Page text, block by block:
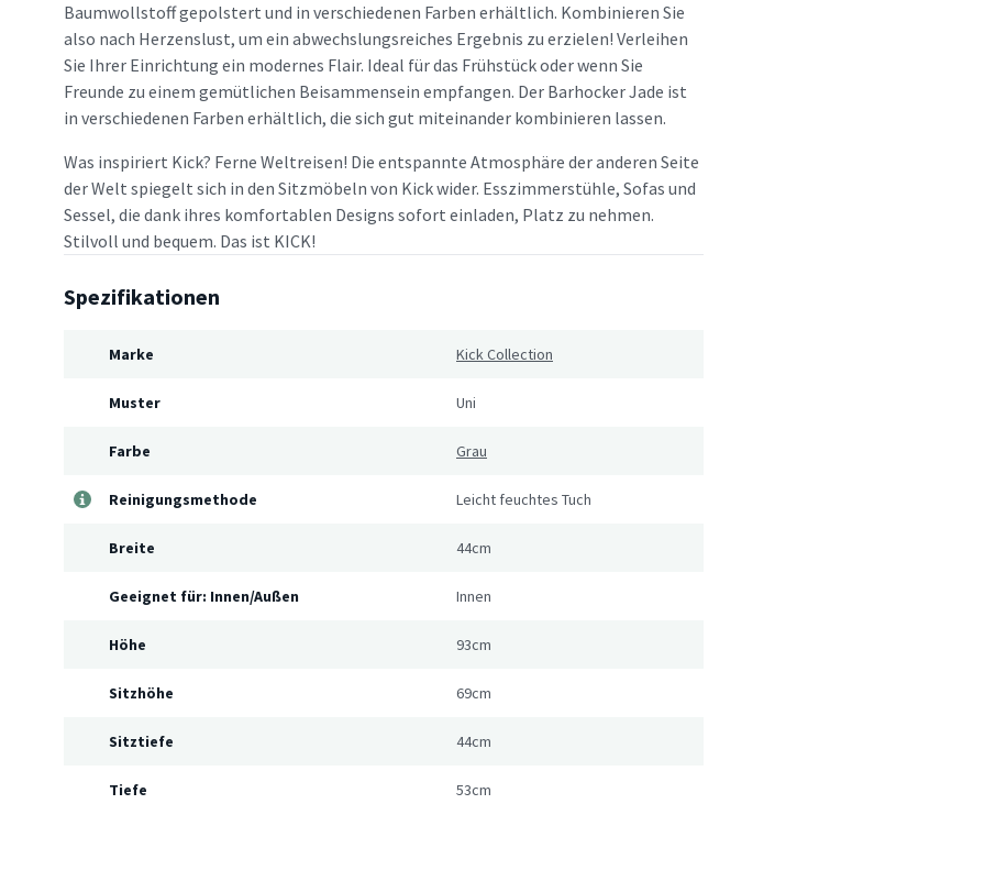
Baumwollstoff gepolstert und in verschiedenen Farben erhältlich. Kombinieren Sie
also nach Herzenslust, um ein abwechslungsreiches Ergebnis zu erzielen! Verleihen
Sie Ihrer Einrichtung ein modernes Flair. Ideal für das Frühstück oder wenn Sie
Freunde zu einem gemütlichen Beisammensein empfangen. Der Barhocker Jade ist
in verschiedenen Farben erhältlich, die sich gut miteinander kombinieren lassen.
Was inspiriert Kick? Ferne Weltreisen! Die entspannte Atmosphäre der anderen Seite
der Welt spiegelt sich in den Sitzmöbeln von Kick wider. Esszimmerstühle, Sofas und
Sessel, die dank ihres komfortablen Designs sofort einladen, Platz zu nehmen.
Stilvoll und bequem. Das ist KICK!
Spezifikationen
Marke Kick Collection
Muster Uni
Farbe Grau
Reinigungsmethode Leicht feuchtes Tuch
Breite 44cm
Geeignet für: Innen/Außen Innen
Höhe 93cm
Sitzhöhe 69cm
Sitztiefe 44cm
Tiefe 53cm